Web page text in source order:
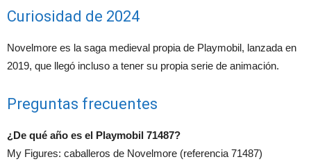
Curiosidad de 2024
Novelmore es la saga medieval propia de Playmobil, lanzada en
2019, que llegó incluso a tener su propia serie de animación.
Preguntas frecuentes
¿De qué año es el Playmobil 71487?
My Figures: caballeros de Novelmore (referencia 71487)